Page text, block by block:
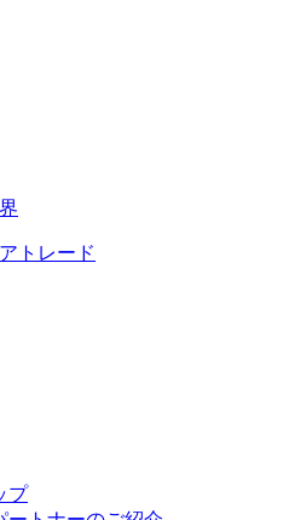
トレード
プ